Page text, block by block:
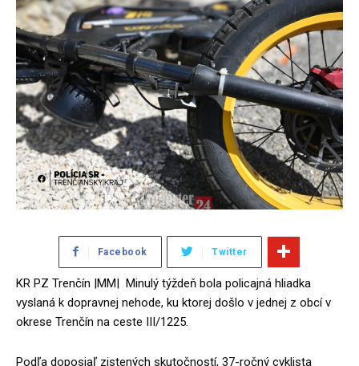
Facebook Twitter
KR PZ Trenčín |MM| Minulý týždeň bola policajná hliadka
vyslaná k dopravnej nehode, ku ktorej došlo v jednej z obcí v
okrese Trenčín na ceste III/1225.
Podľa doposiaľ zistených skutočností, 37-ročný cyklista